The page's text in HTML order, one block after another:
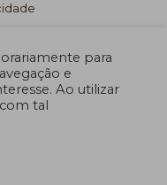
Artesanal
Artesanal
para
e
Ao utilizar
tal